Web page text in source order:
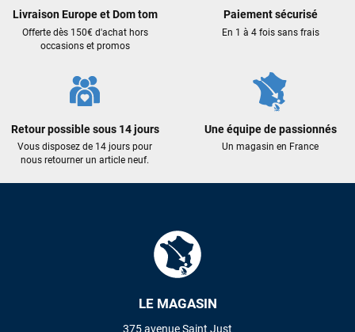
Livraison Europe et Dom tom
Offerte dès 150€ d'achat hors
occasions et promos
Paiement sécurisé
En 1 à 4 fois sans frais
Retour possible sous 14 jours
Vous disposez de 14 jours pour
nous retourner un article neuf.
Une équipe de passionnés
Un magasin en France
LE MAGASIN
375 avenue Saint Just
LAISSER UN AVIS